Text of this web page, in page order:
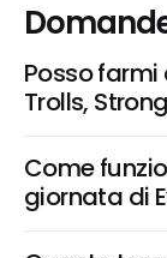
Posso farmi
Trolls,
Come
giornata di